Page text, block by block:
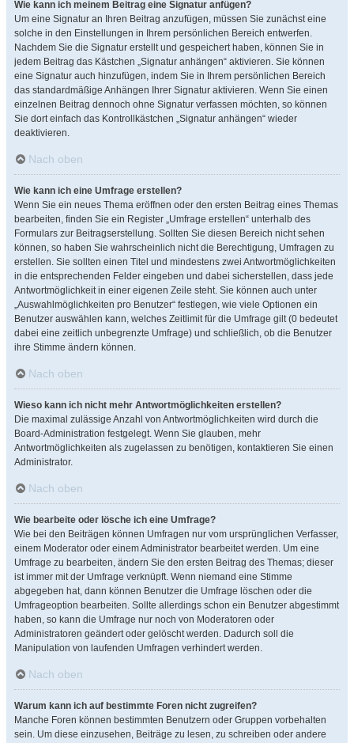
Wie kann ich meinem Beitrag eine Signatur anfügen?
Um eine Signatur an Ihren Beitrag anzufügen, müssen Sie zunächst eine
solche in den Einstellungen in Ihrem persönlichen Bereich entwerfen.
Nachdem Sie die Signatur erstellt und gespeichert haben, können Sie in
jedem Beitrag das Kästchen „Signatur anhängen“ aktivieren. Sie können
eine Signatur auch hinzufügen, indem Sie in Ihrem persönlichen Bereich
das standardmäßige Anhängen Ihrer Signatur aktivieren. Wenn Sie einen
einzelnen Beitrag dennoch ohne Signatur verfassen möchten, so können
Sie dort einfach das Kontrollkästchen „Signatur anhängen“ wieder
deaktivieren.
Nach oben
Wie kann ich eine Umfrage erstellen?
Wenn Sie ein neues Thema eröffnen oder den ersten Beitrag eines Themas
bearbeiten, finden Sie ein Register „Umfrage erstellen“ unterhalb des
Formulars zur Beitragserstellung. Sollten Sie diesen Bereich nicht sehen
können, so haben Sie wahrscheinlich nicht die Berechtigung, Umfragen zu
erstellen. Sie sollten einen Titel und mindestens zwei Antwortmöglichkeiten
in die entsprechenden Felder eingeben und dabei sicherstellen, dass jede
Antwortmöglichkeit in einer eigenen Zeile steht. Sie können auch unter
„Auswahlmöglichkeiten pro Benutzer“ festlegen, wie viele Optionen ein
Benutzer auswählen kann, welches Zeitlimit für die Umfrage gilt (0 bedeutet
dabei eine zeitlich unbegrenzte Umfrage) und schließlich, ob die Benutzer
ihre Stimme ändern können.
Nach oben
Wieso kann ich nicht mehr Antwortmöglichkeiten erstellen?
Die maximal zulässige Anzahl von Antwortmöglichkeiten wird durch die
Board-Administration festgelegt. Wenn Sie glauben, mehr
Antwortmöglichkeiten als zugelassen zu benötigen, kontaktieren Sie einen
Administrator.
Nach oben
Wie bearbeite oder lösche ich eine Umfrage?
Wie bei den Beiträgen können Umfragen nur vom ursprünglichen Verfasser,
einem Moderator oder einem Administrator bearbeitet werden. Um eine
Umfrage zu bearbeiten, ändern Sie den ersten Beitrag des Themas; dieser
ist immer mit der Umfrage verknüpft. Wenn niemand eine Stimme
abgegeben hat, dann können Benutzer die Umfrage löschen oder die
Umfrageoption bearbeiten. Sollte allerdings schon ein Benutzer abgestimmt
haben, so kann die Umfrage nur noch von Moderatoren oder
Administratoren geändert oder gelöscht werden. Dadurch soll die
Manipulation von laufenden Umfragen verhindert werden.
Nach oben
Warum kann ich auf bestimmte Foren nicht zugreifen?
Manche Foren können bestimmten Benutzern oder Gruppen vorbehalten
sein. Um diese einzusehen, Beiträge zu lesen, zu schreiben oder andere